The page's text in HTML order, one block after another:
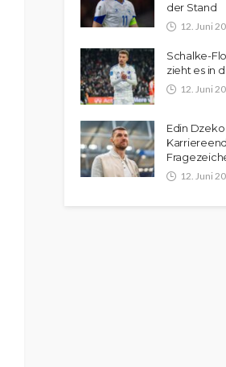
der Stand
12. Juni
Schalke-
zieht es in
12. Juni
Edin
12. Juni